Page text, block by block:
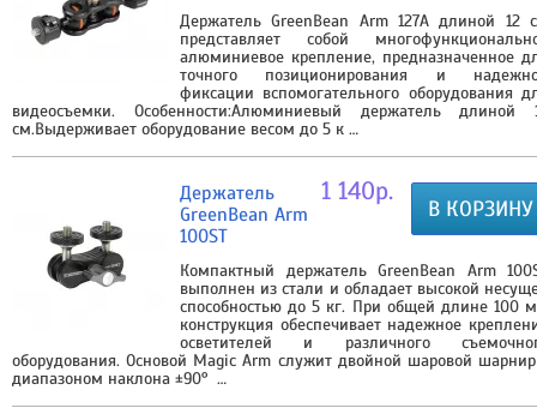
Держатель GreenBean Arm 127A длиной 12
представляет собой
алюминиевое крепление, предназначенное
точного позиционирования и
фиксации вспомогательного оборудования
видеосъемки. Особенности:Алюминиевый держатель длиной
см.Выдерживает оборудование весом до 5 к …
В КОРЗИНУ
1 140р.
Держатель
GreenBean Arm
100ST
Компактный держатель GreenBean Arm
выполнен из стали и обладает высокой
способностью до 5 кг. При общей длине 100
конструкция обеспечивает надежное
осветителей и различного
оборудования. Основой Magic Arm служит двойной шаровой
диапазоном наклона ±90° …